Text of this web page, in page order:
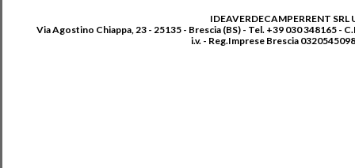
IDEAVERDECAMPERRENT SRL
Via Agostino Chiappa, 23 - 25135 - Brescia (BS) - Tel. +39 030 348165 -
i.v. - Reg.Imprese Brescia